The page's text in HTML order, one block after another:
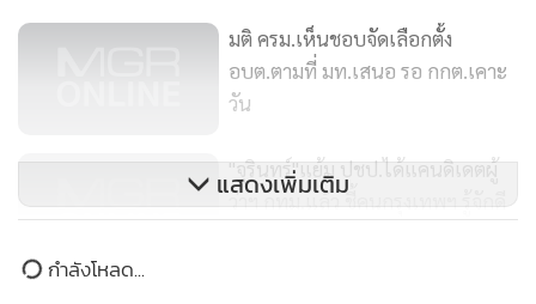
มติ ครม.เห็นชอบจัดเลือกตั้ง
อบต.ตามที่ มท.เสนอ รอ กกต.เคาะ
"จุรินทร์"แย้ม ปชป.ได้แคนดิเดตผู้
ว่าฯ กทม.แล้ว ชี้คนกรุงเทพฯ รู้จักดี
แสดงเพิ่มเติม
กำลังโหลด...